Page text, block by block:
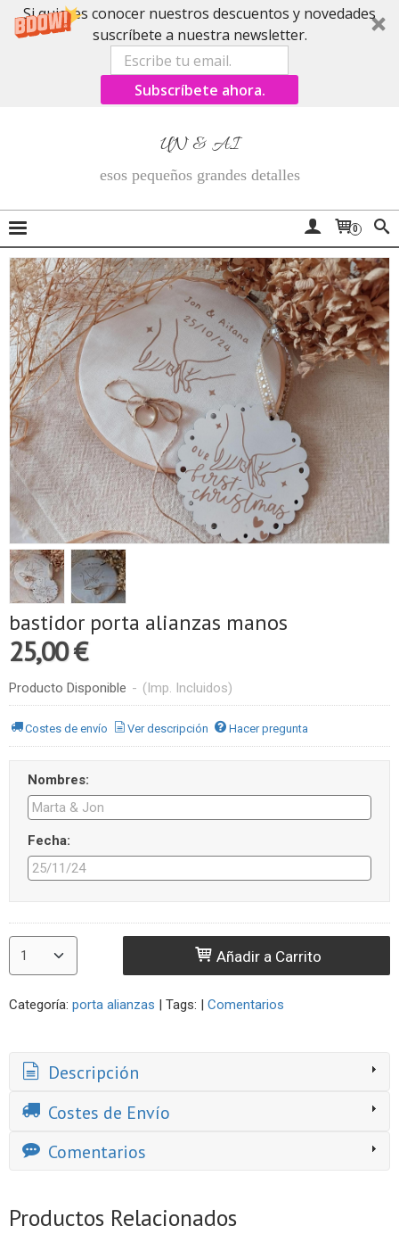
Si quieres conocer nuestros descuentos y novedades
suscríbete a nuestra newsletter.
Subscríbete ahora.
UN & AI
esos pequeños grandes detalles
0
bastidor porta alianzas manos
25,00 €
Producto Disponible - (Imp. Incluidos)
Costes de envío Ver descripción Hacer pregunta
Nombres:
Fecha:
Añadir a Carrito
Categoría: porta alianzas | Tags: | Comentarios
Descripción
Costes de Envío
Comentarios
Productos Relacionados